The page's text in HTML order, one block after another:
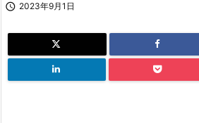
 2023年9月1日